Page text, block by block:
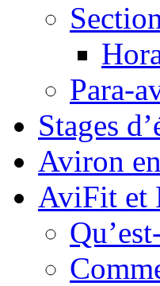
Para-
Stages
Aviron
AviFit et